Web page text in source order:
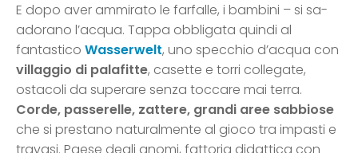
E dopo aver ammirato le farfalle, i bambini – si sa-
adorano l’acqua. Tappa obbligata quindi al
fantastico Wasserwelt, uno specchio d’acqua con
villaggio di palafitte, casette e torri collegate,
ostacoli da superare senza toccare mai terra.
Corde, passerelle, zattere, grandi aree sabbiose
che si prestano naturalmente al gioco tra impasti e